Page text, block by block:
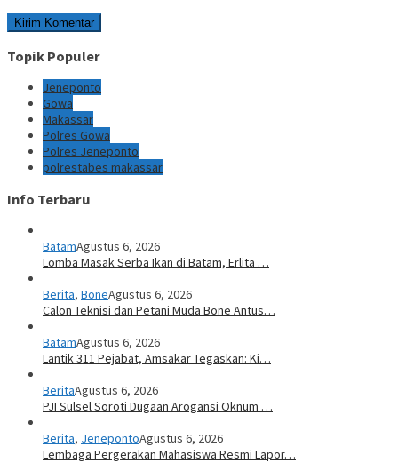
Topik Populer
Jeneponto
Gowa
Makassar
Polres Gowa
Polres Jeneponto
polrestabes makassar
Info Terbaru
BatamAgustus 6, 2026
Lomba Masak Serba Ikan di Batam, Erlita …
Berita, BoneAgustus 6, 2026
Calon Teknisi dan Petani Muda Bone Antus…
BatamAgustus 6, 2026
Lantik 311 Pejabat, Amsakar Tegaskan: Ki…
BeritaAgustus 6, 2026
PJI Sulsel Soroti Dugaan Arogansi Oknum …
Berita, JenepontoAgustus 6, 2026
Lembaga Pergerakan Mahasiswa Resmi Lapor…